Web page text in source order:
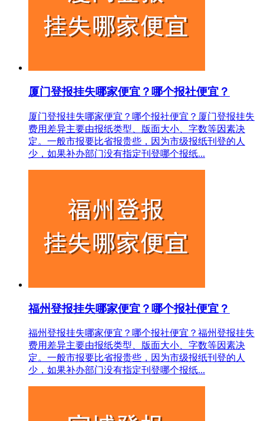
厦门登报挂失哪家便宜？哪个报社便宜？
厦门登报挂失哪家便宜？哪个报社便宜？厦门登报挂失
费用差异主要由报纸类型、版面大小、字数等因素决
定。一般市报要比省报贵些，因为市级报纸刊登的人
少，如果补办部门没有指定刊登哪个报纸...
福州登报挂失哪家便宜？哪个报社便宜？
福州登报挂失哪家便宜？哪个报社便宜？福州登报挂失
费用差异主要由报纸类型、版面大小、字数等因素决
定。一般市报要比省报贵些，因为市级报纸刊登的人
少，如果补办部门没有指定刊登哪个报纸...